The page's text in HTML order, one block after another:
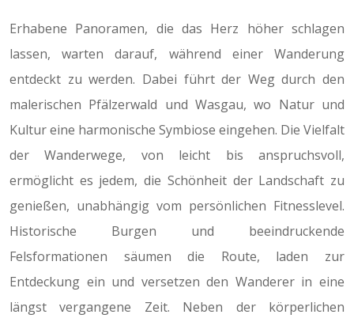
Erhabene Panoramen, die das Herz höher schlagen
lassen, warten darauf, während einer Wanderung
entdeckt zu werden. Dabei führt der Weg durch den
malerischen Pfälzerwald und Wasgau, wo Natur und
Kultur eine harmonische Symbiose eingehen. Die Vielfalt
der Wanderwege, von leicht bis anspruchsvoll,
ermöglicht es jedem, die Schönheit der Landschaft zu
genießen, unabhängig vom persönlichen Fitnesslevel.
Historische Burgen und beeindruckende
Felsformationen säumen die Route, laden zur
Entdeckung ein und versetzen den Wanderer in eine
längst vergangene Zeit. Neben der körperlichen